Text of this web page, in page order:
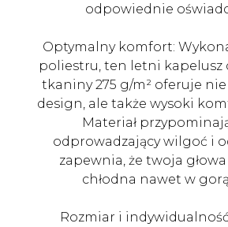
odpowiednie
Optymalny komfort:
poliestru, ten letni kapelusz
tkaniny 275 g/m² oferuje
design, ale także wysoki
Materiał
odprowadzający wilgoć i
zapewnia, że twoja
chłodna nawet w
Rozmiar i